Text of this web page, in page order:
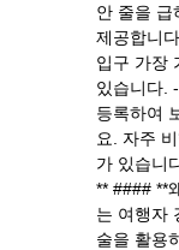
안 줄을 급
제공합니
입구 가장
있습니다.
등록하여
요. 자주
가 있습니
** #### **
는 여행자
술을 활용